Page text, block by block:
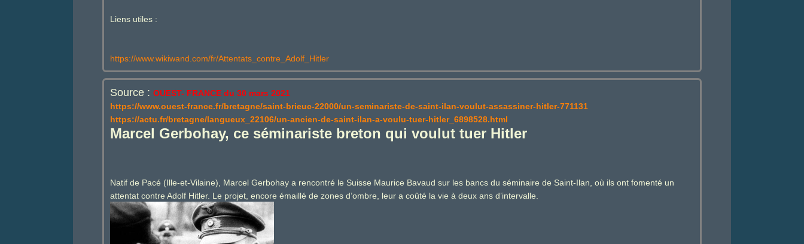
Liens utiles :
https://www.wikiwand.com/fr/Attentats_contre_Adolf_Hitler
Source : OUEST- FRANCE du 30 mars 2021
https://www.ouest-france.fr/bretagne/saint-brieuc-22000/un-seminariste-de-saint-ilan-voulut-assassiner-hitler-771131
https://actu.fr/bretagne/langueux_22106/un-ancien-de-saint-ilan-a-voulu-tuer-hitler_6898528.html
Marcel Gerbohay, ce séminariste breton qui voulut tuer Hitler
Natif de Pacé (Ille-et-Vilaine), Marcel Gerbohay a rencontré le Suisse Maurice Bavaud sur les bancs du séminaire de Saint-Ilan, où ils ont fomenté un
attentat contre Adolf Hitler. Le projet, encore émaillé de zones d’ombre, leur a coûté la vie à deux ans d’intervalle.